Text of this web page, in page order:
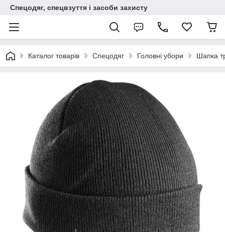
Спецодяг, спецвзуття і засоби захисту
Каталог товарів Спецодяг Головні убори Шапка